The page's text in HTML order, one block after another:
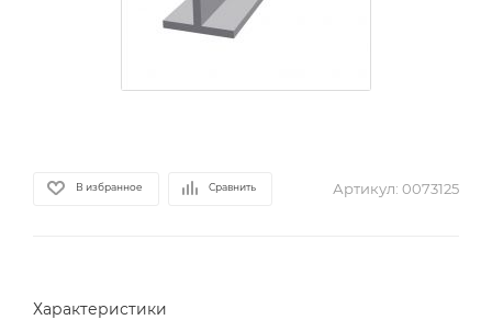
В избранное Сравнить Артикул: 0073125
Характеристики